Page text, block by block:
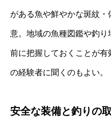
がある魚や鮮やかな斑紋
意。地域の魚種図鑑や釣
前に把握しておくことが
の経験者に聞くのもよい。
安全な装備と釣りの